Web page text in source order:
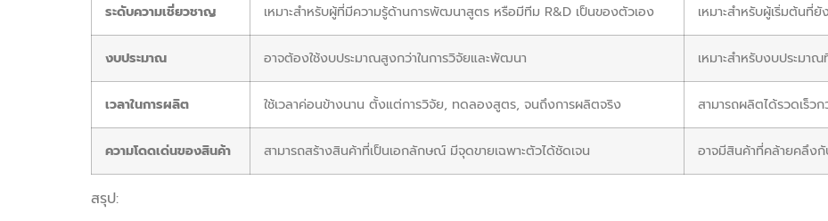
ระดับความเชี่ยวชาญ เหมาะสำหรับผู้ที่มีความรู้ด้านการพัฒนาสูตร หรือมีทีม R&D เป็นของตัวเอง เหมาะสำหรับผู้เริ่มต้น
งบประมาณ อาจต้องใช้งบประมาณสูงกว่าในการวิจัยและพัฒนา เหมาะสำหรับงบประมา
เวลาในการผลิต ใช้เวลาค่อนข้างนาน ตั้งแต่การวิจัย, ทดลองสูตร, จนถึงการผลิตจริง สามารถผลิตได้รวดเร็วก
ความโดดเด่นของสินค้า สามารถสร้างสินค้าที่เป็นเอกลักษณ์ มีจุดขายเฉพาะตัวได้ชัดเจน อาจมีสินค้าที่คล้ายคลึง
สรุป: